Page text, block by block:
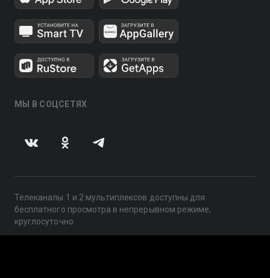
МЫ В СОЦСЕТЯХ
Телеканалы 1 и 2 мультиплексов доступны для
бесплатного просмотра в непрерывном режиме,
круглосуточно.